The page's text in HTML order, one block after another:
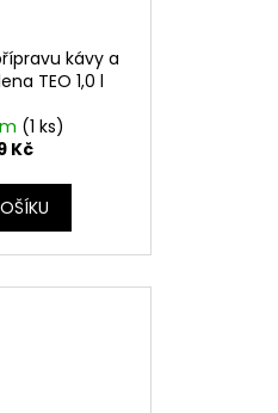
kávy a
TEO 1,0 l
(1 ks)
Kč